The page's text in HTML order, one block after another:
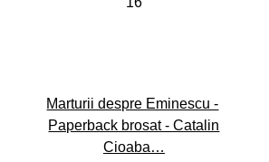
Marturii despre Eminescu -
Paperback brosat - Catalin
Cioaba…